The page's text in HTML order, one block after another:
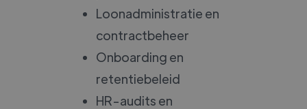
Loonadministratie en
contractbeheer
Onboarding en
retentiebeleid
HR-audits en